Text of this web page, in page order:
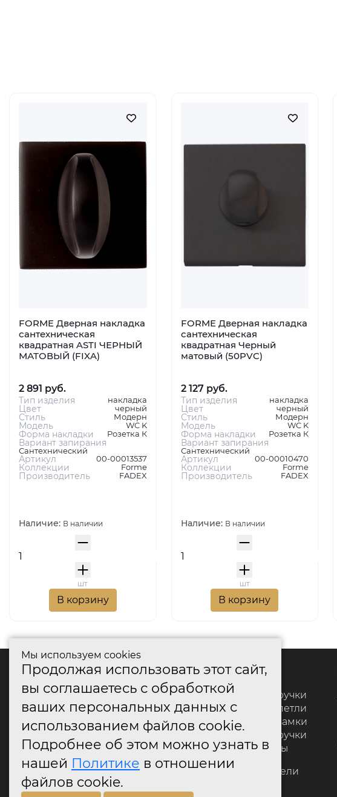
FORME Дверная накладка
сантехническая
квадратная ASTI ЧЕРНЫЙ
МАТОВЫЙ (FIXA)
2 891 руб.
Тип изделия накладка
Цвет черный
Стиль Модерн
Модель WC K
Форма накладки Розетка К
Вариант запирания
Сантехнический
Артикул 00-00013537
Коллекции Forme
Производитель FADEX
Наличие: В наличии
шт
В корзину
FORME Дверная накладка
сантехническая
квадратная Черный
матовый (50PVC)
2 127 руб.
Тип изделия накладка
Цвет черный
Стиль Модерн
Модель WC K
Форма накладки Розетка К
Вариант запирания
Сантехнический
Артикул 00-00010470
Коллекции Forme
Производитель FADEX
Наличие: В наличии
шт
В корзину
каталог
Дверные ручки
Дверные петли
Дверные замки
Оконные ручки
Аксессуары
Дверные
ограничители
Мы используем cookies
Продолжая использовать этот сайт,
вы соглашаетесь с обработкой
ваших персональных данных с
использованием файлов cookie.
Подробнее об этом можно узнать в
нашей Политике в отношении
файлов cookie.